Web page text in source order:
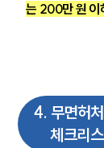
는 200만 원 이
4. 무면허
체크리